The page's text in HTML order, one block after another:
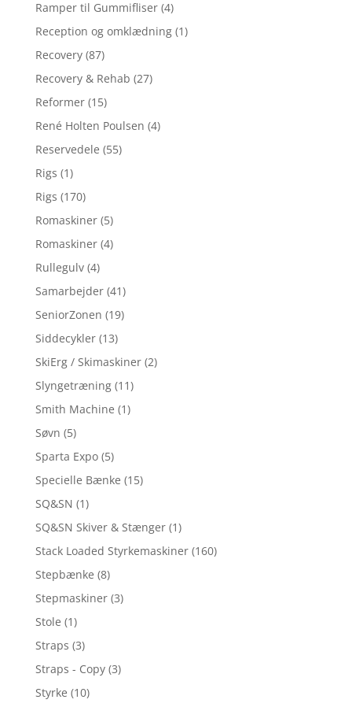
Ramper til Gummifliser (4)
Reception og omklædning (1)
Recovery (87)
Recovery & Rehab (27)
Reformer (15)
René Holten Poulsen (4)
Reservedele (55)
Rigs (1)
Rigs (170)
Romaskiner (5)
Romaskiner (4)
Rullegulv (4)
Samarbejder (41)
SeniorZonen (19)
Siddecykler (13)
SkiErg / Skimaskiner (2)
Slyngetræning (11)
Smith Machine (1)
Søvn (5)
Sparta Expo (5)
Specielle Bænke (15)
SQ&SN (1)
SQ&SN Skiver & Stænger (1)
Stack Loaded Styrkemaskiner (160)
Stepbænke (8)
Stepmaskiner (3)
Stole (1)
Straps (3)
Straps - Copy (3)
Styrke (10)